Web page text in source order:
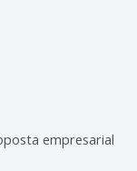
empresarial